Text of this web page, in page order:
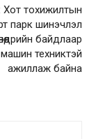
тохижилтын
парк шинэчлэл
байдлаар
техниктэй
ажиллаж байна